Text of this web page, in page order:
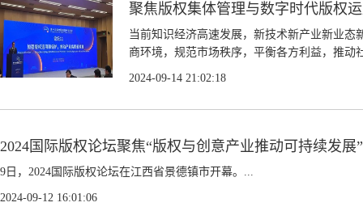
聚焦版权集体管理与数字时代版权
当前知识经济高速发展，新技术新产业新业
商环境，规范市场秩序，平衡各方利益，推
2024-09-14 21:02:18
2024国际版权论坛聚焦“版权与创意产业推动可持续发展”
9日，2024国际版权论坛在江西省景德镇市开幕。...
2024-09-12 16:01:06